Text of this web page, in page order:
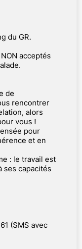
du GR.
acceptés
de
rencontrer
alors
vous !
pour
et en
: le travail est
ses capacités
(SMS avec